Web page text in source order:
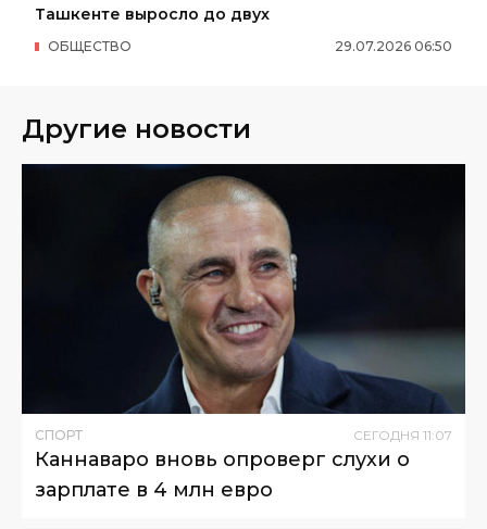
Ташкенте выросло до двух
29.07.2026 06:50
ОБЩЕСТВО
Другие новости
СПОРТ СЕГОДНЯ 11:07
Каннаваро вновь опроверг слухи о
зарплате в 4 млн евро